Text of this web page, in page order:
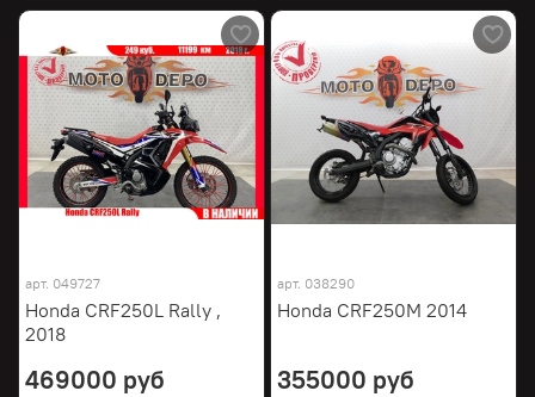
арт. 049727
Honda CRF250L Rally ,
2018
469000 руб
арт. 038290
Honda CRF250M 2014
355000 руб